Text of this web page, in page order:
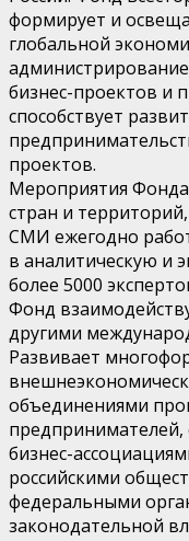
формирует и
глобальной
бизнес-проектов и
способствует
проектов.
Мероприятия Фонда
стран и
СМИ ежегодно
в аналитическую и
более 5000
Фонд
другими
Развивает
объединениями
бизнес-
российскими
федеральными
законодательной